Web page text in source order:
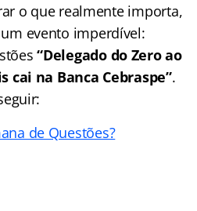
o que realmente importa,
evento imperdível:
“Delegado do Zero ao
cai na Banca Cebraspe”.
de Questões?